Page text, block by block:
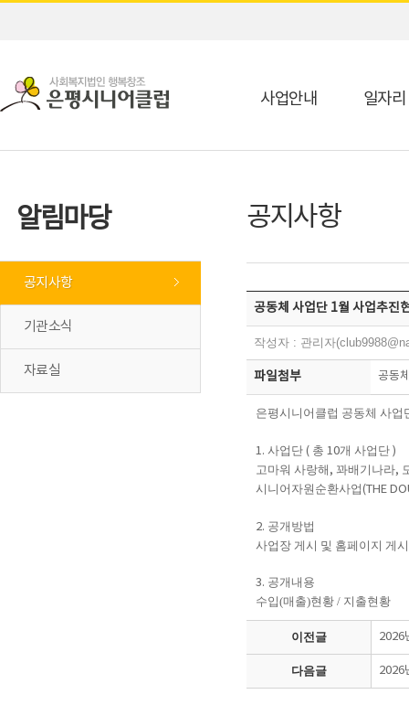
사업안내 일자
알림마당
공지사항
기관소식
자료실
공지사항
공동체 사업단 1월 사업추진
작성자 : 관리자
파일첨부 공동
은평시니어클럽 공동체 사업
1. 사업단 ( 총 10개 사업단 )
고마워 사랑해 , 꽈배기나라,
시니어자원순환사업(THE
2. 공개방법
사업장 게시 및 홈페이지 게시
3. 공개내용
수입(매출)현황 / 지출현황
이전글 2026
다음글 2026